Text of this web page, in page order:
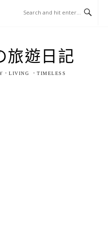
旅遊日記
．LIVING ．TIMELESS